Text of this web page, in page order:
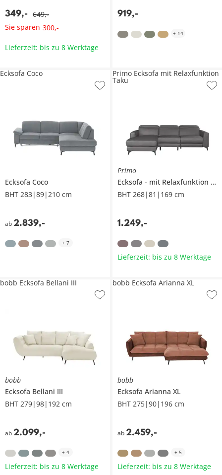
349,- 649,-
Sie sparen 300,-
Lieferzeit: bis zu 8 Werktage
919,-
+ 14
Ecksofa Coco
BHT 283|89|210 cm
ab 2.839,-
Ecksofa Coco
+ 7
Primo
Ecksofa
mit Relaxfunktion
BHT 268|81|169 cm
1.249,-
Primo Ecksofa mit Relaxfunktion
Taku
Lieferzeit: bis zu 8 Werktage
bobb
Ecksofa Bellani III
BHT 279|98|192 cm
ab 2.099,-
bobb Ecksofa Bellani III
+ 4
Lieferzeit: bis zu 8 Werktage
bobb
Ecksofa Arianna XL
BHT 275|90|196 cm
ab 2.459,-
bobb Ecksofa Arianna XL
+ 5
Lieferzeit: bis zu 8 Werktage